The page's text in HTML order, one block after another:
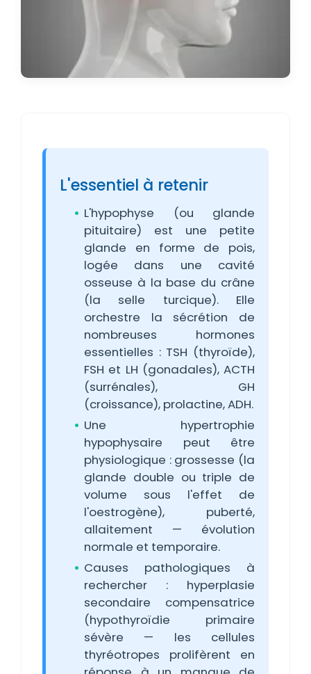
L'essentiel à retenir
L'hypophyse (ou glande
pituitaire) est une petite
glande en forme de pois,
logée dans une cavité
osseuse à la base du crâne
(la selle turcique). Elle
orchestre la sécrétion de
nombreuses hormones
essentielles : TSH (thyroïde),
FSH et LH (gonadales), ACTH
(surrénales), GH
(croissance), prolactine, ADH.
Une hypertrophie
hypophysaire peut être
physiologique : grossesse (la
glande double ou triple de
volume sous l'effet de
l'oestrogène), puberté,
allaitement — évolution
normale et temporaire.
Causes pathologiques à
rechercher : hyperplasie
secondaire compensatrice
(hypothyroïdie primaire
sévère — les cellules
thyréotropes prolifèrent en